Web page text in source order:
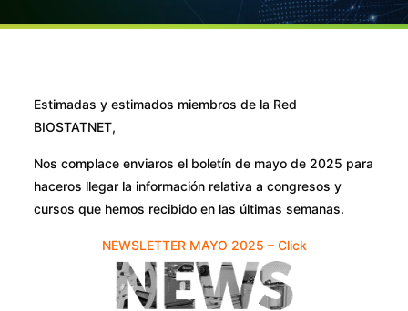
Estimadas y estimados miembros de la Red
BIOSTATNET,
Nos complace enviaros el boletín de mayo de 2025 para
haceros llegar la información relativa a congresos y
cursos que hemos recibido en las últimas semanas.
NEWSLETTER MAYO 2025 – Click